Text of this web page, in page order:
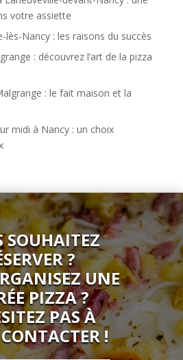
votre assiette
lès-Nancy : les raisons du succès
: découvrez l’art de la pizza
: le fait maison et la
midi à Nancy : un choix
SOUHAITEZ
?
UNE
PIZZA ?
PAS À
!